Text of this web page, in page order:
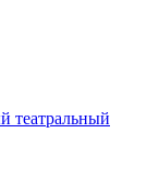
театральный